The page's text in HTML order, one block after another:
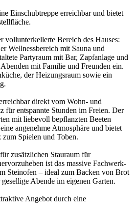
Einschubtreppe erreichbar und bietet
vollunterkellerte Bereich des Hauses:
Wellnessbereich mit Sauna und
Partyraum mit Bar, Zapfanlage und
mit Familie und Freunden ein.
der Heizungsraum sowie ein
direkt vom Wohn- und
für entspannte Stunden im Freien. Der
mit liebevoll bepflanzten Beeten
angenehme Atmosphäre und bietet
Spielen und Toben.
zusätzlichen Stauraum für
ist das massive Fachwerk-
Steinofen – ideal zum Backen von Brot
Abende im eigenen Garten.
Angebot durch eine